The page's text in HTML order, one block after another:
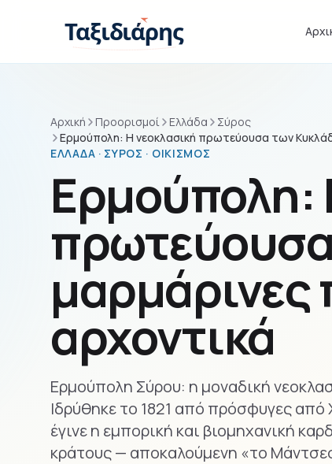
Ταξιδιάρης
Αρχική Προορισμοί Ελλάδα
Σύρος
Ερμούπολη: Η νεοκλασική πρωτεύουσα των
ΕΛΛΆΔΑ · ΣΎΡΟΣ · ΟΙΚΙΣΜΌΣ
Ερμούπολη:
μαρμάρινες
αρχοντικά
Ερμούπολη Σύρου: η μοναδική
Ιδρύθηκε το 1821 από πρόσφυγες από
έγινε η εμπορική και βιομηχανική
κράτους — αποκαλούμενη «το